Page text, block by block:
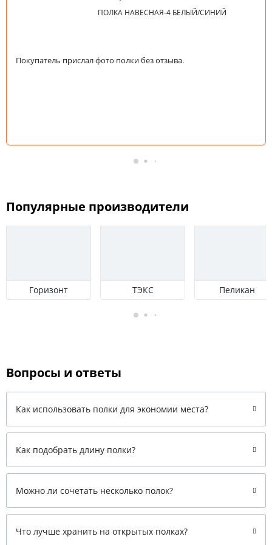
ПОЛКА НАВЕСНАЯ-4 БЕЛЫЙ/СИНИЙ
Покупатель прислал фото полки без отзыва.
Популярные производители
Горизонт ТЭКС Пеликан
Вопросы и ответы
Как использовать полки для экономии места?
Как подобрать длину полки?
Можно ли сочетать несколько полок?
Что лучше хранить на открытых полках?